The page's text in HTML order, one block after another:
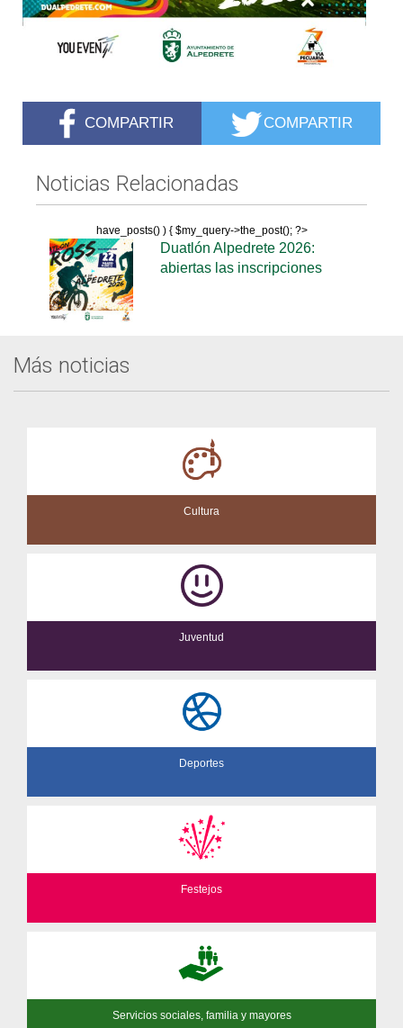
COMPARTIR COMPARTIR
Noticias Relacionadas
have_posts() ) { $my_query->the_post(); ?>
Duatlón Alpedrete 2026:
abiertas las inscripciones
Más noticias
Cultura
Juventud
Deportes
Festejos
Servicios sociales, familia y mayores